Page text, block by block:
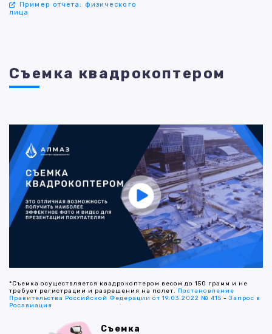
Пример отчета: физического
лица
Съемка квадрокоптером
*Съемка осуществляется квадрокоптером весом до 150 грамм и не
требует регистрации и разрешения на полет. Постановление
Правительства Российской Федерации от 19.03.2022 № 415 -Запрос в
Росавиация
Съемка